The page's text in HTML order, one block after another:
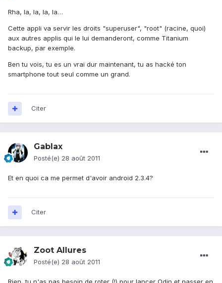
Rha, la, la, la, la…
Cette appli va servir les droits "superuser", "root" (racine, quoi)
aux autres applis qui le lui demanderont, comme Titanium
backup, par exemple.
Ben tu vois, tu es un vrai dur maintenant, tu as hacké ton
smartphone tout seul comme un grand.
Citer
Gablax
Posté(e) 28 août 2011
Et en quoi ca me permet d'avoir android 2.3.4?
Citer
Zoot Allures
Posté(e) 28 août 2011